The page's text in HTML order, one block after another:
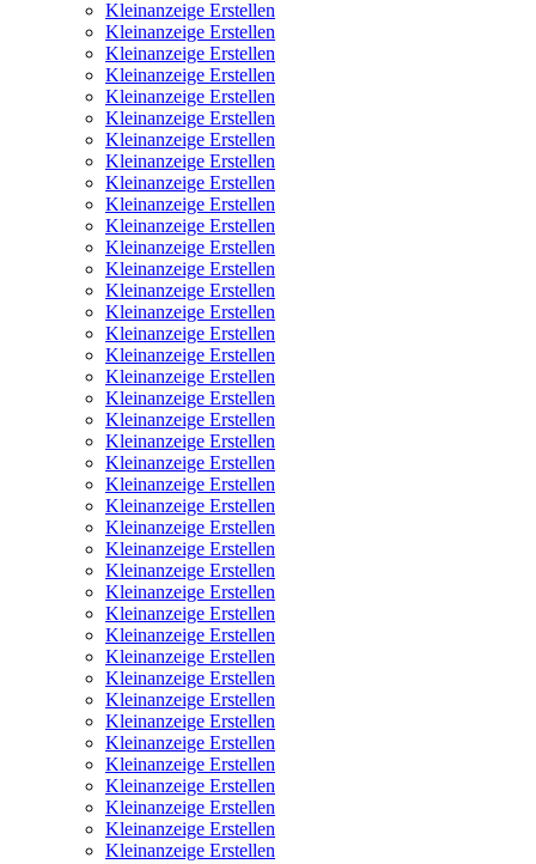
Kleinanzeige Erstellen
Kleinanzeige Erstellen
Kleinanzeige Erstellen
Kleinanzeige Erstellen
Kleinanzeige Erstellen
Kleinanzeige Erstellen
Kleinanzeige Erstellen
Kleinanzeige Erstellen
Kleinanzeige Erstellen
Kleinanzeige Erstellen
Kleinanzeige Erstellen
Kleinanzeige Erstellen
Kleinanzeige Erstellen
Kleinanzeige Erstellen
Kleinanzeige Erstellen
Kleinanzeige Erstellen
Kleinanzeige Erstellen
Kleinanzeige Erstellen
Kleinanzeige Erstellen
Kleinanzeige Erstellen
Kleinanzeige Erstellen
Kleinanzeige Erstellen
Kleinanzeige Erstellen
Kleinanzeige Erstellen
Kleinanzeige Erstellen
Kleinanzeige Erstellen
Kleinanzeige Erstellen
Kleinanzeige Erstellen
Kleinanzeige Erstellen
Kleinanzeige Erstellen
Kleinanzeige Erstellen
Kleinanzeige Erstellen
Kleinanzeige Erstellen
Kleinanzeige Erstellen
Kleinanzeige Erstellen
Kleinanzeige Erstellen
Kleinanzeige Erstellen
Kleinanzeige Erstellen
Kleinanzeige Erstellen
Kleinanzeige Erstellen